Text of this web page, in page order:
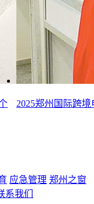
2025郑州国际跨
应急管理 郑州之窗
系我们